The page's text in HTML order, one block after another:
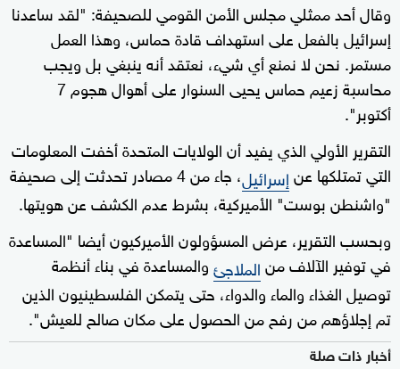
وقال أحد ممثلي مجلس الأمن القومي للصحيفة: "لقد ساعدنا
إسرائيل بالفعل على استهداف قادة حماس، وهذا العمل
مستمر. نحن لا نمنع أي شيء، نعتقد أنه ينبغي بل ويجب
محاسبة زعيم حماس يحيى السنوار على أهوال هجوم 7
أكتوبر".
التقرير الأولي الذي يفيد أن الولايات المتحدة أخفت المعلومات
التي تمتلكها عنإسرائيل
، جاء من 4 مصادر تحدثت إلى صحيفة
"واشنطن بوست" الأميركية، بشرط عدم الكشف عن هويتها.
وبحسب التقرير، عرض المسؤولون الأميركيون أيضا "المساعدة
في توفير الآلاف منالملاجئوالمساعدة في بناء أنظمة
توصيل الغذاء والماء والدواء، حتى يتمكن الفلسطينيون الذين
تم إجلاؤهم من رفح من الحصول على مكان صالح للعيش".
أخبار ذات صلة